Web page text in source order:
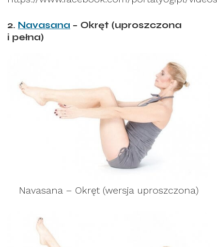
2. Navasana – Okręt (uproszczona
i pełna)
Navasana – Okręt (wersja uproszczona)